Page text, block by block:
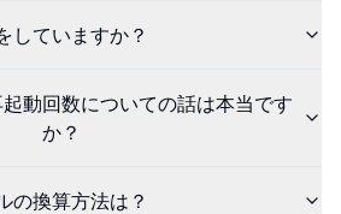
していますか？
動回数についての話は本当です
か？
の換算方法は？